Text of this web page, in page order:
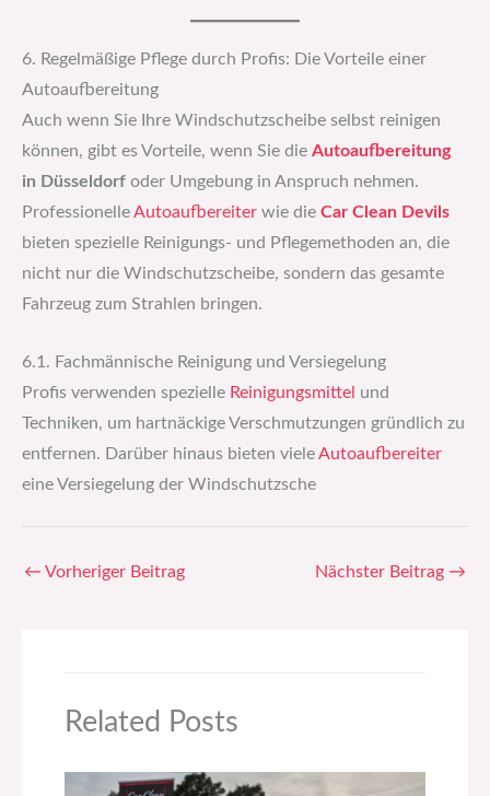
6. Regelmäßige Pflege durch Profis: Die Vorteile einer
Autoaufbereitung
Auch wenn Sie Ihre Windschutzscheibe selbst reinigen
können, gibt es Vorteile, wenn Sie die Autoaufbereitung
in Düsseldorf oder Umgebung in Anspruch nehmen.
Professionelle Autoaufbereiter wie die Car Clean Devils
bieten spezielle Reinigungs- und Pflegemethoden an, die
nicht nur die Windschutzscheibe, sondern das gesamte
Fahrzeug zum Strahlen bringen.
6.1. Fachmännische Reinigung und Versiegelung
Profis verwenden spezielle Reinigungsmittel und
Techniken, um hartnäckige Verschmutzungen gründlich zu
entfernen. Darüber hinaus bieten viele Autoaufbereiter
eine Versiegelung der Windschutzsche
← Vorheriger Beitrag Nächster Beitrag →
Related Posts